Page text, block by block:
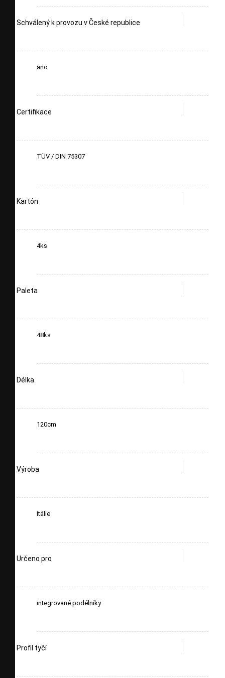
Schválený k provozu v České republice
ano
Certifikace
TÜV / DIN 75307
Kartón
4ks
Paleta
48ks
Délka
120cm
Výroba
Itálie
Určeno pro
integrované podélníky
Profil tyčí